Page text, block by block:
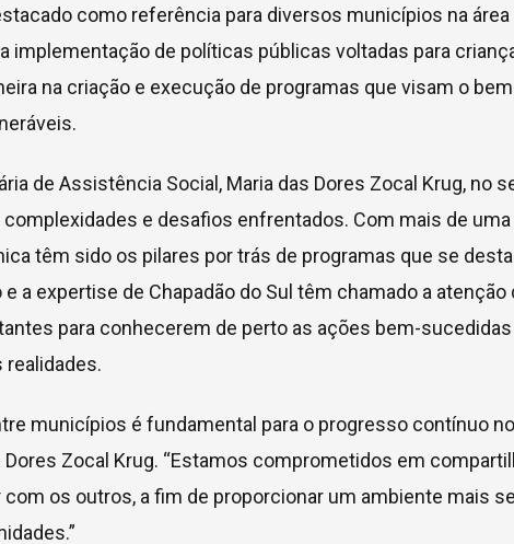
como referência para diversos municípios na
implementação de políticas públicas voltadas para
na criação e execução de programas que visam o
de Assistência Social, Maria das Dores Zocal Krug, no
e desafios enfrentados. Com mais de
têm sido os pilares por trás de programas que se
a expertise de Chapadão do Sul têm chamado a
para conhecerem de perto as ações bem-
realidades.
municípios é fundamental para o progresso contínuo
Dores Zocal Krug. “Estamos comprometidos em
os outros, a fim de proporcionar um ambiente mais